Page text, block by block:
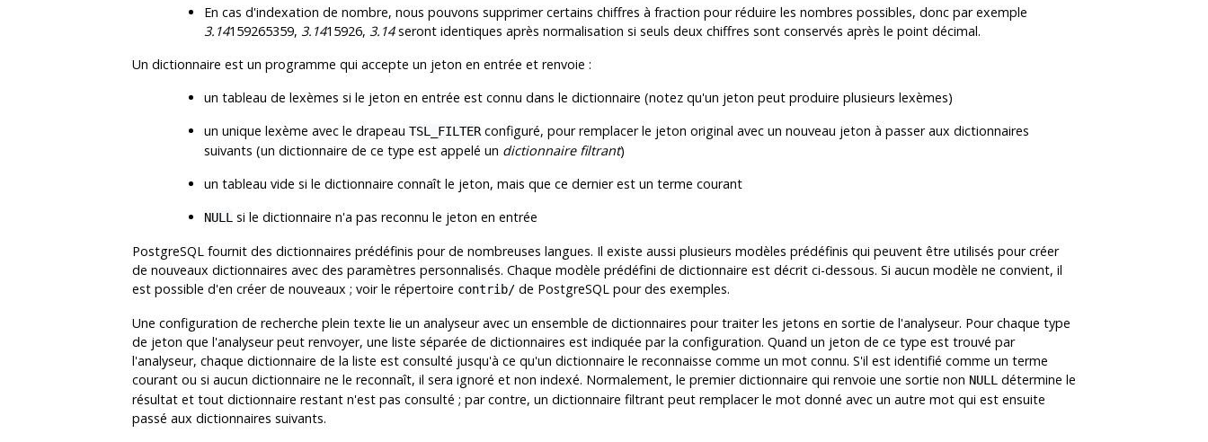
En cas d'indexation de nombre, nous pouvons supprimer certains chiffres à fraction pour réduire les nombres possibles, donc par exemple
3.14159265359, 3.1415926, 3.14seront identiques après normalisation si seuls deux chiffres sont conservés après le point décimal.
Un dictionnaire est un programme qui accepte un jeton en entrée et renvoie :
un tableau de lexèmes si le jeton en entrée est connu dans le dictionnaire (notez qu'un jeton peut produire plusieurs lexèmes)
un unique lexème avec le drapeau TSL_FILTERconfiguré, pour remplacer le jeton original avec un nouveau jeton à passer aux dictionnaires
suivants (un dictionnaire de ce type est appelé un dictionnaire filtrant)
un tableau vide si le dictionnaire connaît le jeton, mais que ce dernier est un terme courant
NULL si le dictionnaire n'a pas reconnu le jeton en entrée
PostgreSQL fournit des dictionnaires prédéfinis pour de nombreuses langues. Il existe aussi plusieurs modèles prédéfinis qui peuvent être utilisés pour créer
de nouveaux dictionnaires avec des paramètres personnalisés. Chaque modèle prédéfini de dictionnaire est décrit ci-dessous. Si aucun modèle ne convient, il
est possible d'en créer de nouveaux ; voir le répertoire contrib/ de PostgreSQL pour des exemples.
Une configuration de recherche plein texte lie un analyseur avec un ensemble de dictionnaires pour traiter les jetons en sortie de l'analyseur. Pour chaque type
de jeton que l'analyseur peut renvoyer, une liste séparée de dictionnaires est indiquée par la configuration. Quand un jeton de ce type est trouvé par
l'analyseur, chaque dictionnaire de la liste est consulté jusqu'à ce qu'un dictionnaire le reconnaisse comme un mot connu. S'il est identifié comme un terme
courant ou si aucun dictionnaire ne le reconnaît, il sera ignoré et non indexé. Normalement, le premier dictionnaire qui renvoie une sortie non NULL détermine le
résultat et tout dictionnaire restant n'est pas consulté ; par contre, un dictionnaire filtrant peut remplacer le mot donné avec un autre mot qui est ensuite
passé aux dictionnaires suivants.